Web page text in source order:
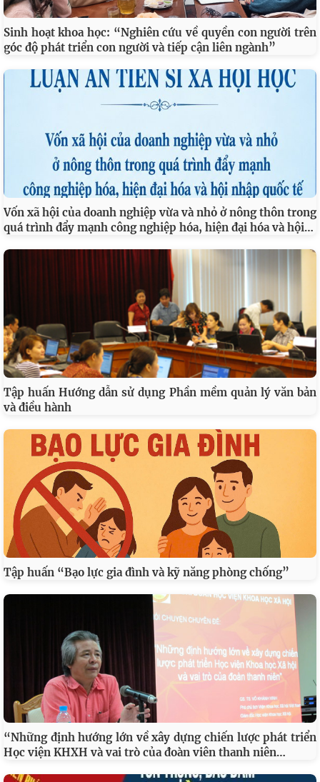
Sinh hoạt khoa học: “Nghiên cứu về quyền con người trên
góc độ phát triển con người và tiếp cận liên ngành”
Vốn xã hội của doanh nghiệp vừa và nhỏ ở nông thôn trong
quá trình đẩy mạnh công nghiệp hóa, hiện đại hóa và hội…
Tập huấn Hướng dẫn sử dụng Phần mềm quản lý văn bản
và điều hành
Tập huấn “Bạo lực gia đình và kỹ năng phòng chống”
“Những định hướng lớn về xây dựng chiến lược phát triển
Học viện KHXH và vai trò của đoàn viên thanh niên…